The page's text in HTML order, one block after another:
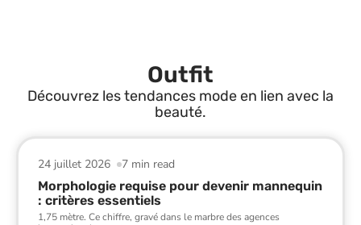
Outfit
Découvrez les tendances mode en lien avec la
beauté.
7 min read
24 juillet 2026
Morphologie requise pour devenir mannequin
: critères essentiels
1,75 mètre. Ce chiffre, gravé dans le marbre des agences